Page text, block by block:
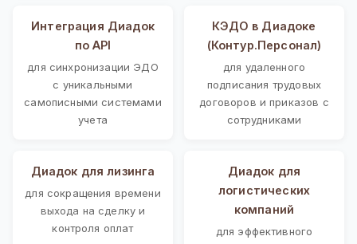
Интеграция Диадок
по API
для синхронизации ЭДО
с уникальными
самописными системами
учета
КЭДО в Диадоке
(Контур.Персонал)
для удаленного
подписания трудовых
договоров и приказов с
сотрудниками
Диадок для лизинга
для сокращения времени
выхода на сделку и
контроля оплат
Диадок для
логистических
компаний
для эффективного